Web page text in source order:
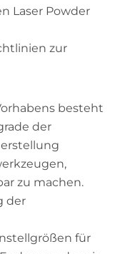
Laser Powder
zur
besteht
der
zu machen.
der
für